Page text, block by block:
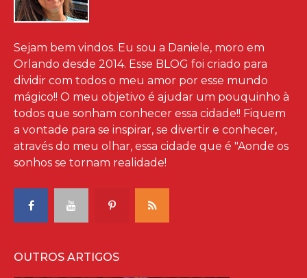
Sejam bem vindos. Eu sou a Daniele, moro em
Orlando desde 2014. Esse BLOG foi criado para
dividir com todos o meu amor por esse mundo
mágico!! O meu objetivo é ajudar um pouquinho à
todos que sonham conhecer essa cidade!! Fiquem
a vontade para se inspirar, se divertir e conhecer,
através do meu olhar, essa cidade que é "Aonde os
sonhos se tornam realidade!
OUTROS ARTIGOS